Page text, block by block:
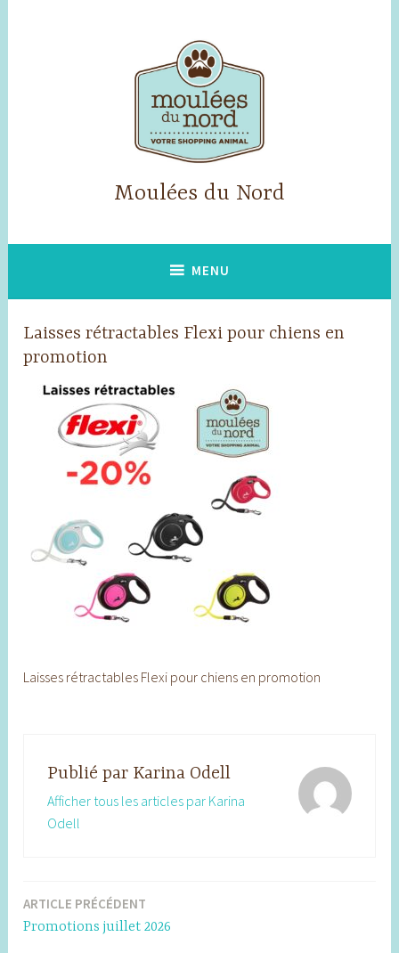
Moulées du Nord
MENU
Laisses rétractables Flexi pour chiens en
promotion
Laisses rétractables Flexi pour chiens en promotion
Publié par Karina Odell
Afficher tous les articles par Karina
Odell
Navigation
ARTICLE PRÉCÉDENT
Promotions juillet 2026